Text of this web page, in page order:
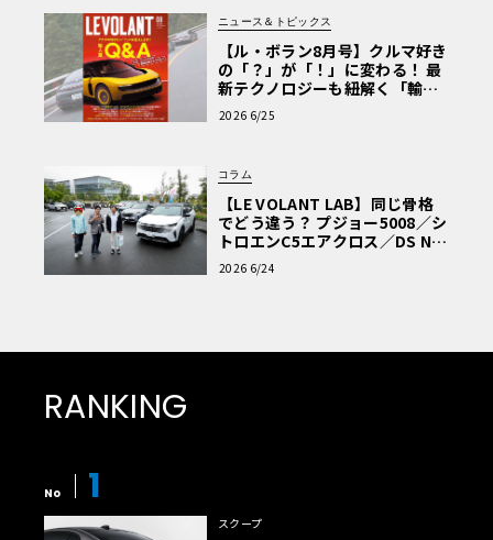
ニュース＆トピックス
【ル・ボラン8月号】クルマ好き
の「？」が「！」に変わる！ 最
新テクノロジーも紐解く「輸入
車Q&A」
2026 6/25
コラム
【LE VOLANT LAB】同じ骨格
でどう違う？ プジョー5008／シ
トロエンC5エアクロス／DS Nº4
読者一気乗りレポート
2026 6/24
RANKING
No 1
スクープ